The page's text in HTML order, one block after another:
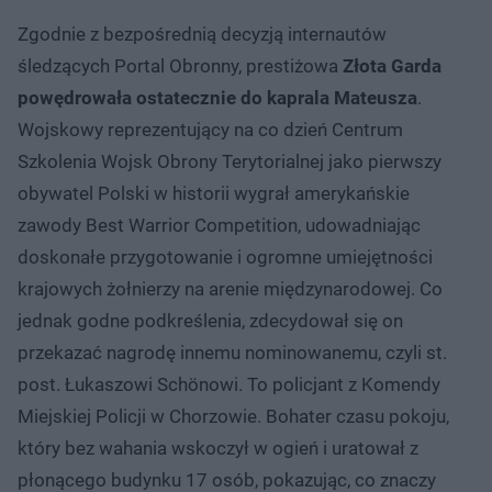
Zgodnie z bezpośrednią decyzją internautów
śledzących Portal Obronny, prestiżowa Złota Garda
powędrowała ostatecznie do kaprala Mateusza.
Wojskowy reprezentujący na co dzień Centrum
Szkolenia Wojsk Obrony Terytorialnej jako pierwszy
obywatel Polski w historii wygrał amerykańskie
zawody Best Warrior Competition, udowadniając
doskonałe przygotowanie i ogromne umiejętności
krajowych żołnierzy na arenie międzynarodowej. Co
jednak godne podkreślenia, zdecydował się on
przekazać nagrodę innemu nominowanemu, czyli st.
post. Łukaszowi Schönowi. To policjant z Komendy
Miejskiej Policji w Chorzowie. Bohater czasu pokoju,
który bez wahania wskoczył w ogień i uratował z
płonącego budynku 17 osób, pokazując, co znaczy